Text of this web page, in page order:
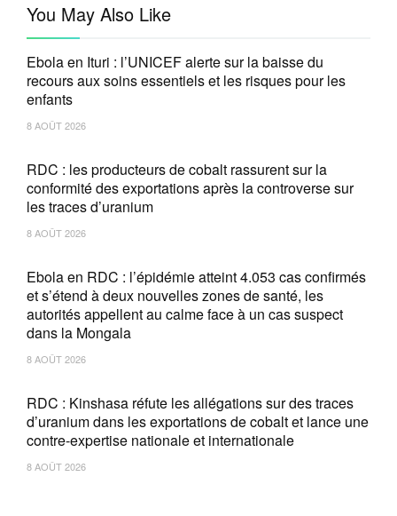
You May Also Like
Ebola en Ituri : l’UNICEF alerte sur la baisse du
recours aux soins essentiels et les risques pour les
enfants
8 AOÛT 2026
RDC : les producteurs de cobalt rassurent sur la
conformité des exportations après la controverse sur
les traces d’uranium
8 AOÛT 2026
Ebola en RDC : l’épidémie atteint 4.053 cas confirmés
et s’étend à deux nouvelles zones de santé, les
autorités appellent au calme face à un cas suspect
dans la Mongala
8 AOÛT 2026
RDC : Kinshasa réfute les allégations sur des traces
d’uranium dans les exportations de cobalt et lance une
contre-expertise nationale et internationale
8 AOÛT 2026